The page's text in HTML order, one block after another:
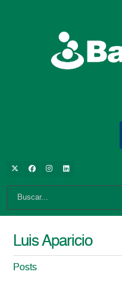
Luis Aparicio
Posts